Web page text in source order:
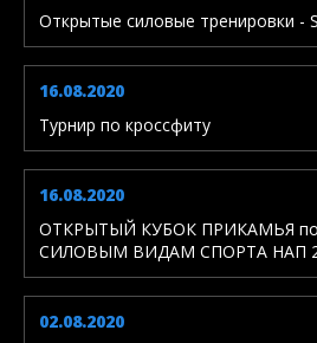
Открытые силовые тренировки -
16.08.2020
Турнир по кроссфиту
16.08.2020
ОТКРЫТЫЙ КУБОК ПРИКАМЬЯ по
СИЛОВЫМ ВИДАМ СПОРТА НАП
02.08.2020